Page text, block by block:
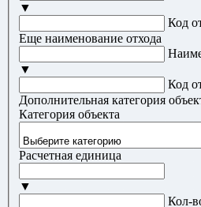
▼
Код
Еще наименование отхода
▼
Код
Дополнительная категория
Категория объекта
Расчетная единица
▼
Кол-